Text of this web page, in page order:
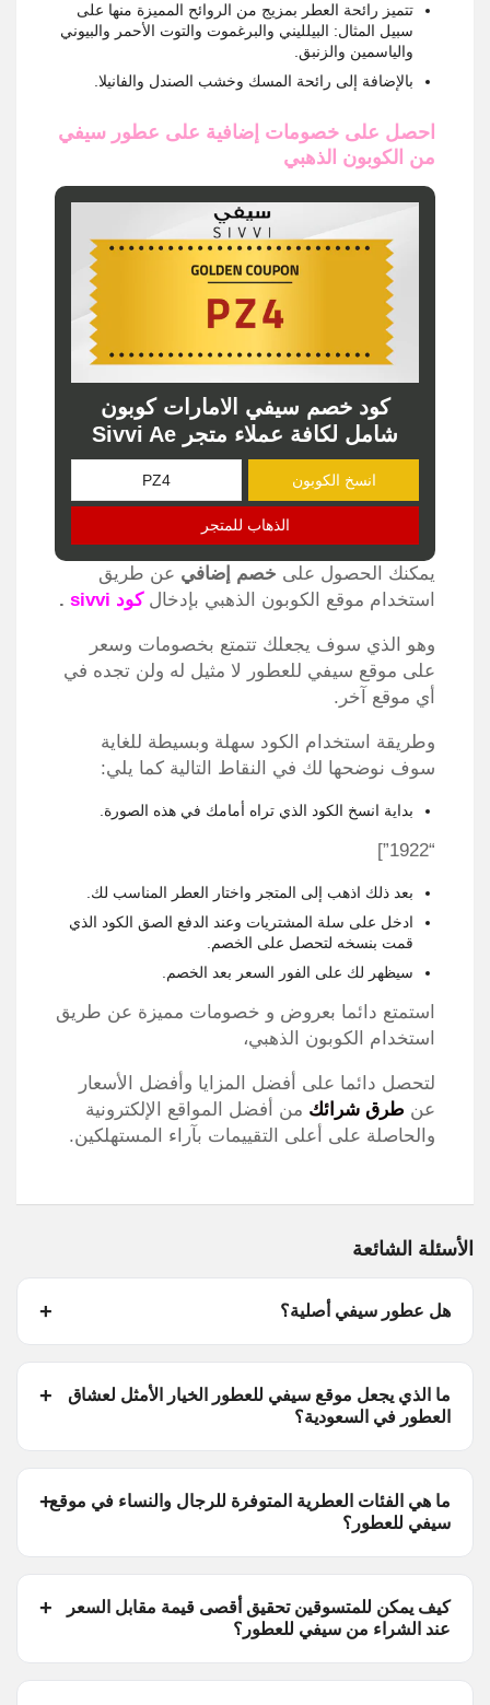
تتميز رائحة العطر بمزيج من الروائح المميزة منها على
سبيل المثال: البيلليني والبرغموت والتوت الأحمر والبيوني
والياسمين والزنبق.
بالإضافة إلى رائحة المسك وخشب الصندل والفانيلا.
احصل على خصومات إضافية على عطور سيفي
من الكوبون الذهبي
كود خصم سيفي الامارات كوبون
شامل لكافة عملاء متجر Sivvi Ae
انسخ الكوبون
الذهاب للمتجر
يمكنك الحصول على خصم إضافي عن طريق
استخدام موقع الكوبون الذهبي بإدخالكود sivvi .
وهو الذي سوف يجعلك تتمتع بخصومات وسعر
على موقع سيفي للعطور لا مثيل له ولن تجده في
أي موقع آخر.
وطريقة استخدام الكود سهلة وبسيطة للغاية
سوف نوضحها لك في النقاط التالية كما يلي:
بداية انسخ الكود الذي تراه أمامك في هذه الصورة.
“1922”]
بعد ذلك اذهب إلى المتجر واختار العطر المناسب لك.
ادخل على سلة المشتريات وعند الدفع الصق الكود الذي
قمت بنسخه لتحصل على الخصم.
سيظهر لك على الفور السعر بعد الخصم.
استمتع دائما بعروض و خصومات مميزة عن طريق
استخدام الكوبون الذهبي،
لتحصل دائما على أفضل المزايا وأفضل الأسعار
عن طرق شرائك من أفضل المواقع الإلكترونية
والحاصلة على أعلى التقييمات بآراء المستهلكين.
الأسئلة الشائعة
هل عطور سيفي أصلية؟
ما الذي يجعل موقع سيفي للعطور الخيار الأمثل لعشاق
العطور في السعودية؟
ما هي الفئات العطرية المتوفرة للرجال والنساء في موقع
سيفي للعطور؟
كيف يمكن للمتسوقين تحقيق أقصى قيمة مقابل السعر
عند الشراء من سيفي للعطور؟